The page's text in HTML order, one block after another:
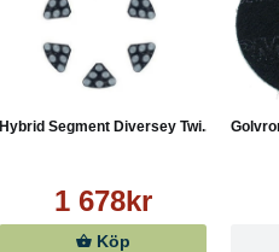
Hybrid Segment Diversey Twi...
1 678kr
Köp